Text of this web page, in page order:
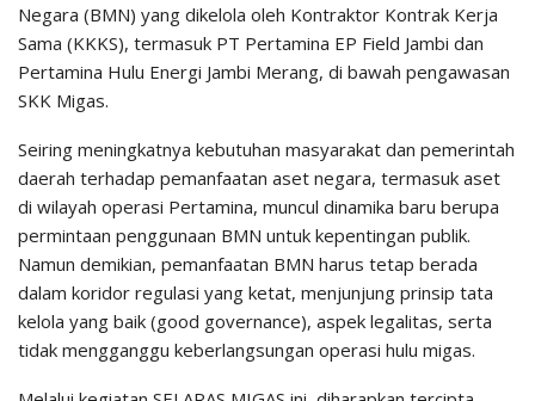
Negara (BMN) yang dikelola oleh Kontraktor Kontrak Kerja
Sama (KKKS), termasuk PT Pertamina EP Field Jambi dan
Pertamina Hulu Energi Jambi Merang, di bawah pengawasan
SKK Migas.
Seiring meningkatnya kebutuhan masyarakat dan pemerintah
daerah terhadap pemanfaatan aset negara, termasuk aset
di wilayah operasi Pertamina, muncul dinamika baru berupa
permintaan penggunaan BMN untuk kepentingan publik.
Namun demikian, pemanfaatan BMN harus tetap berada
dalam koridor regulasi yang ketat, menjunjung prinsip tata
kelola yang baik (good governance), aspek legalitas, serta
tidak mengganggu keberlangsungan operasi hulu migas.